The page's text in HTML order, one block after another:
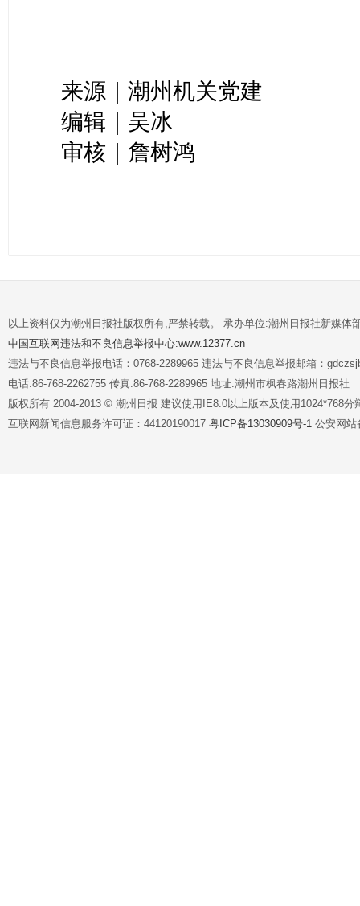
来源｜潮州机关党建
编辑｜吴冰
审核｜詹树鸿
以上资料仅为潮州日报社版权所有,严禁转载。 承办单位:潮州日报社新媒体
中国互联网违法和不良信息举报中心:www.12377.cn
违法与不良信息举报电话：0768-2289965 违法与不良信息举报邮箱：
电话:86-768-2262755 传真:86-768-2289965 地址:潮州市枫春路潮州日报社
版权所有 2004-2013 © 潮州日报 建议使用IE8.0以上版本及使用1024*768分
互联网新闻信息服务许可证：44120190017 粤ICP备13030909号-1 公安网站